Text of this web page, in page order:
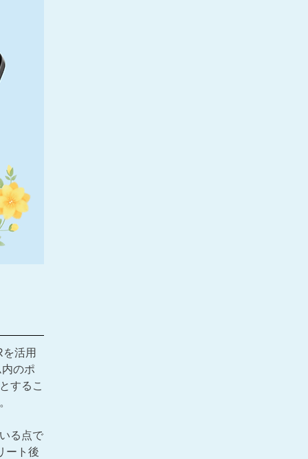
を活用
のポ
するこ
る点で
ート後